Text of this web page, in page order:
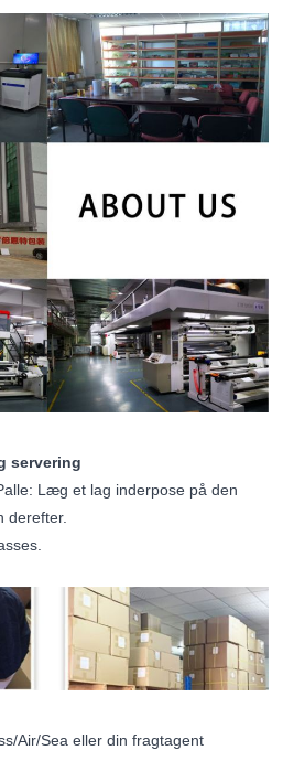
servering
Læg et lag inderpose på den
derefter.
Air/Sea eller din fragtagent